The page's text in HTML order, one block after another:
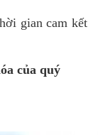
gian cam kết
của quý